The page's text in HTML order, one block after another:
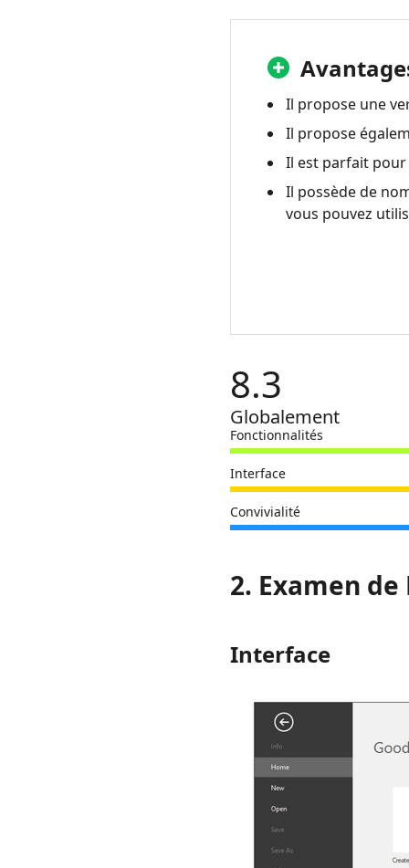
Nitro
Pro
Adobe
Acrobat
FAQ
de
Il propose une
Il propose
Il est parfait
Il possède de
vous pouvez
8.3
Globalement
Fonctionnalités
Interface
Convivialité
2. Examen
Interface